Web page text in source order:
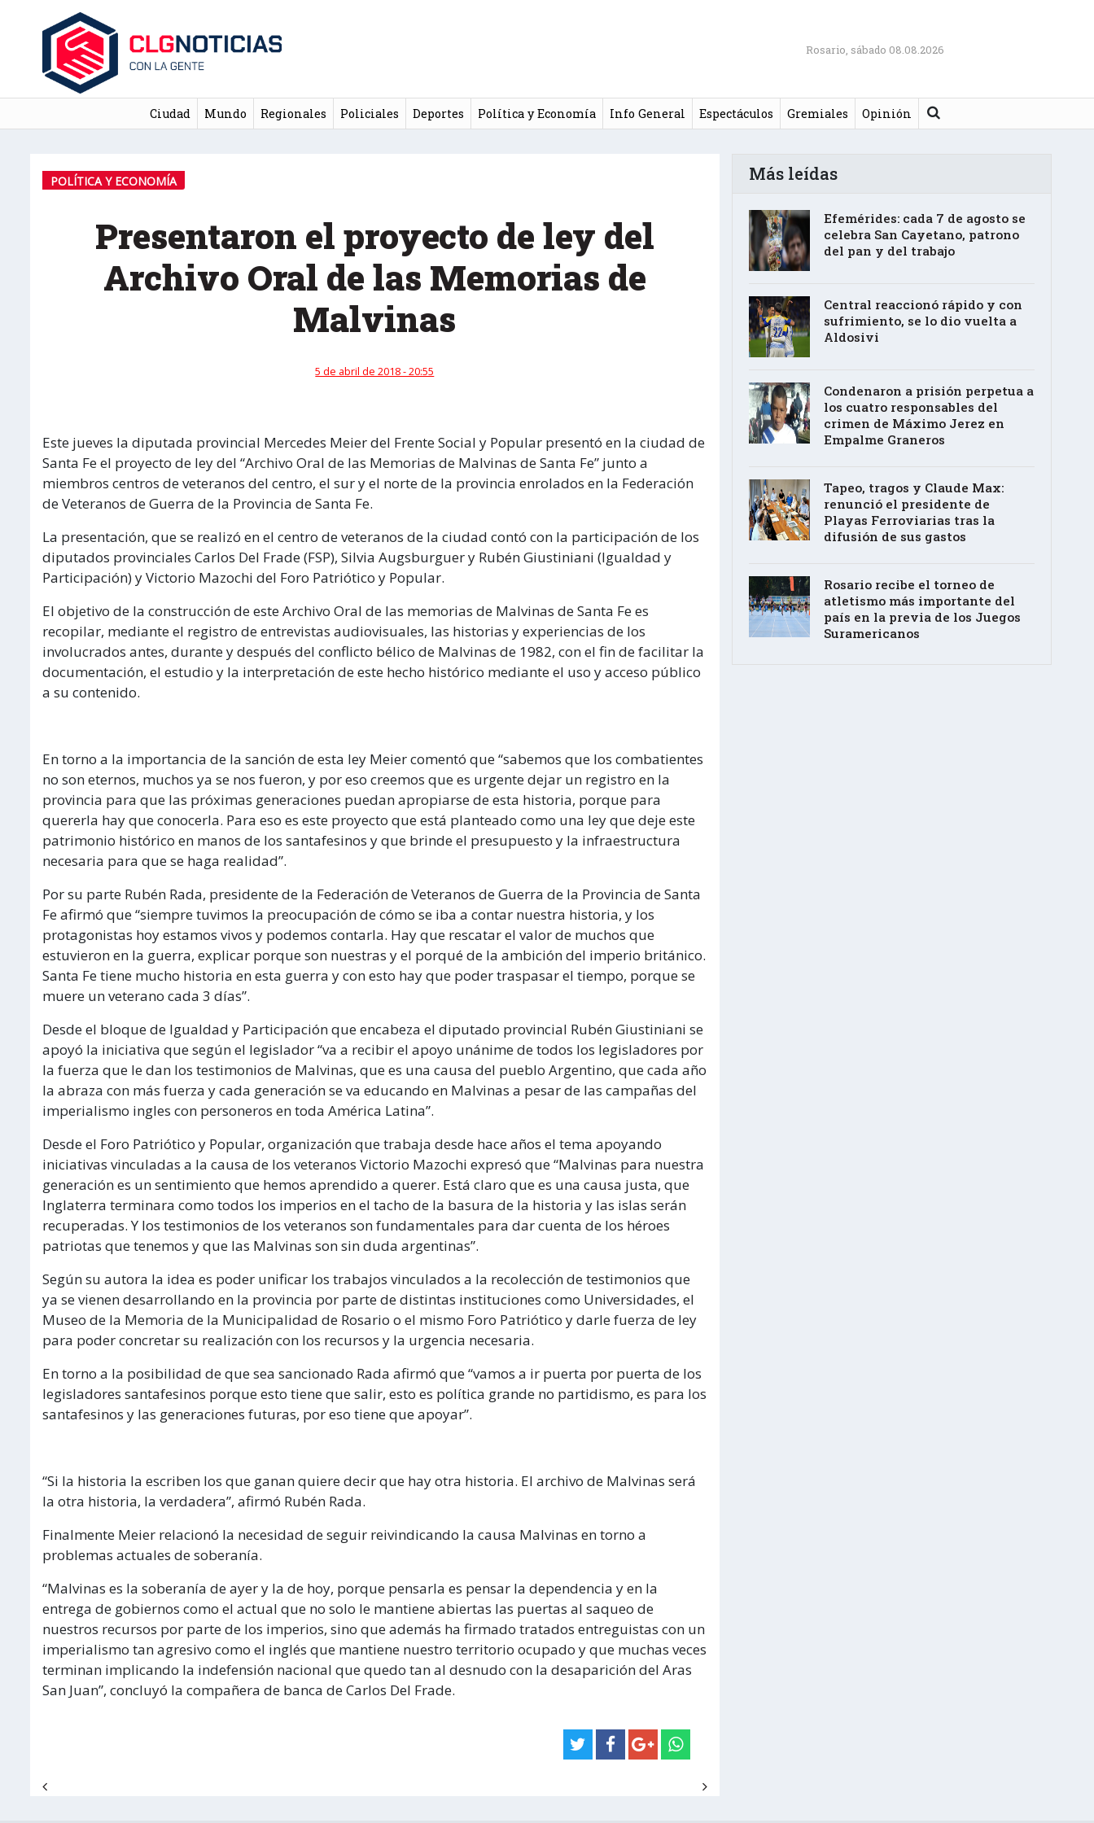
Rosario, sábado 08.08.2026
Ciudad Mundo Regionales Policiales Deportes Política y Economía Info General Espectáculos Gremiales Opinión Buscar
POLÍTICA Y ECONOMÍA
Presentaron el proyecto de ley del
Archivo Oral de las Memorias de
Malvinas
5 de abril de 2018 - 20:55
Este jueves la diputada provincial Mercedes Meier del Frente Social y Popular presentó en la ciudad de
Santa Fe el proyecto de ley del “Archivo Oral de las Memorias de Malvinas de Santa Fe” junto a
miembros centros de veteranos del centro, el sur y el norte de la provincia enrolados en la Federación
de Veteranos de Guerra de la Provincia de Santa Fe.
La presentación, que se realizó en el centro de veteranos de la ciudad contó con la participación de los
diputados provinciales Carlos Del Frade (FSP), Silvia Augsburguer y Rubén Giustiniani (Igualdad y
Participación) y Victorio Mazochi del Foro Patriótico y Popular.
El objetivo de la construcción de este Archivo Oral de las memorias de Malvinas de Santa Fe es
recopilar, mediante el registro de entrevistas audiovisuales, las historias y experiencias de los
involucrados antes, durante y después del conflicto bélico de Malvinas de 1982, con el fin de facilitar la
documentación, el estudio y la interpretación de este hecho histórico mediante el uso y acceso público
a su contenido.
En torno a la importancia de la sanción de esta ley Meier comentó que “sabemos que los combatientes
no son eternos, muchos ya se nos fueron, y por eso creemos que es urgente dejar un registro en la
provincia para que las próximas generaciones puedan apropiarse de esta historia, porque para
quererla hay que conocerla. Para eso es este proyecto que está planteado como una ley que deje este
patrimonio histórico en manos de los santafesinos y que brinde el presupuesto y la infraestructura
necesaria para que se haga realidad”.
Por su parte Rubén Rada, presidente de la Federación de Veteranos de Guerra de la Provincia de Santa
Fe afirmó que “siempre tuvimos la preocupación de cómo se iba a contar nuestra historia, y los
protagonistas hoy estamos vivos y podemos contarla. Hay que rescatar el valor de muchos que
estuvieron en la guerra, explicar porque son nuestras y el porqué de la ambición del imperio británico.
Santa Fe tiene mucho historia en esta guerra y con esto hay que poder traspasar el tiempo, porque se
muere un veterano cada 3 días”.
Desde el bloque de Igualdad y Participación que encabeza el diputado provincial Rubén Giustiniani se
apoyó la iniciativa que según el legislador “va a recibir el apoyo unánime de todos los legisladores por
la fuerza que le dan los testimonios de Malvinas, que es una causa del pueblo Argentino, que cada año
la abraza con más fuerza y cada generación se va educando en Malvinas a pesar de las campañas del
imperialismo ingles con personeros en toda América Latina”.
Desde el Foro Patriótico y Popular, organización que trabaja desde hace años el tema apoyando
iniciativas vinculadas a la causa de los veteranos Victorio Mazochi expresó que “Malvinas para nuestra
generación es un sentimiento que hemos aprendido a querer. Está claro que es una causa justa, que
Inglaterra terminara como todos los imperios en el tacho de la basura de la historia y las islas serán
recuperadas. Y los testimonios de los veteranos son fundamentales para dar cuenta de los héroes
patriotas que tenemos y que las Malvinas son sin duda argentinas”.
Según su autora la idea es poder unificar los trabajos vinculados a la recolección de testimonios que
ya se vienen desarrollando en la provincia por parte de distintas instituciones como Universidades, el
Museo de la Memoria de la Municipalidad de Rosario o el mismo Foro Patriótico y darle fuerza de ley
para poder concretar su realización con los recursos y la urgencia necesaria.
En torno a la posibilidad de que sea sancionado Rada afirmó que “vamos a ir puerta por puerta de los
legisladores santafesinos porque esto tiene que salir, esto es política grande no partidismo, es para los
santafesinos y las generaciones futuras, por eso tiene que apoyar”.
“Si la historia la escriben los que ganan quiere decir que hay otra historia. El archivo de Malvinas será
la otra historia, la verdadera”, afirmó Rubén Rada.
Finalmente Meier relacionó la necesidad de seguir reivindicando la causa Malvinas en torno a
problemas actuales de soberanía.
“Malvinas es la soberanía de ayer y la de hoy, porque pensarla es pensar la dependencia y en la
entrega de gobiernos como el actual que no solo le mantiene abiertas las puertas al saqueo de
nuestros recursos por parte de los imperios, sino que además ha firmado tratados entreguistas con un
imperialismo tan agresivo como el inglés que mantiene nuestro territorio ocupado y que muchas veces
terminan implicando la indefensión nacional que quedo tan al desnudo con la desaparición del Aras
San Juan”, concluyó la compañera de banca de Carlos Del Frade.
Más leídas
Efemérides: cada 7 de agosto se
celebra San Cayetano, patrono
del pan y del trabajo
Central reaccionó rápido y con
sufrimiento, se lo dio vuelta a
Aldosivi
Condenaron a prisión perpetua a
los cuatro responsables del
crimen de Máximo Jerez en
Empalme Graneros
Tapeo, tragos y Claude Max:
renunció el presidente de
Playas Ferroviarias tras la
difusión de sus gastos
Rosario recibe el torneo de
atletismo más importante del
país en la previa de los Juegos
Suramericanos